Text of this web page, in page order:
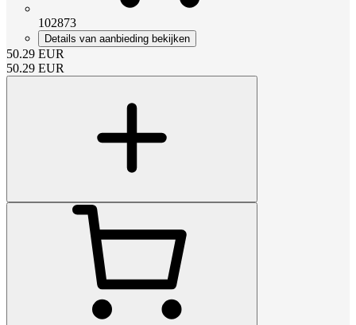
102873
Details van aanbieding bekijken
50.29 EUR
50.29 EUR